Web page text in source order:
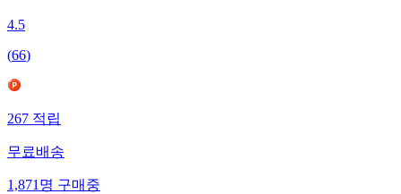
4.5
(66)
267 적립
무료배송
1,871 명 구매중